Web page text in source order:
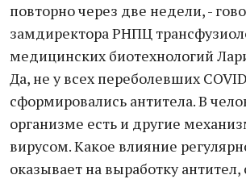
повторно через две недели, -
замдиректора РНПЦ
медицинских биотехнологий
Да, не у всех переболевших
сформировались антитела. В
организме есть и другие
вирусом. Какое влияние
оказывает на выработку антител,